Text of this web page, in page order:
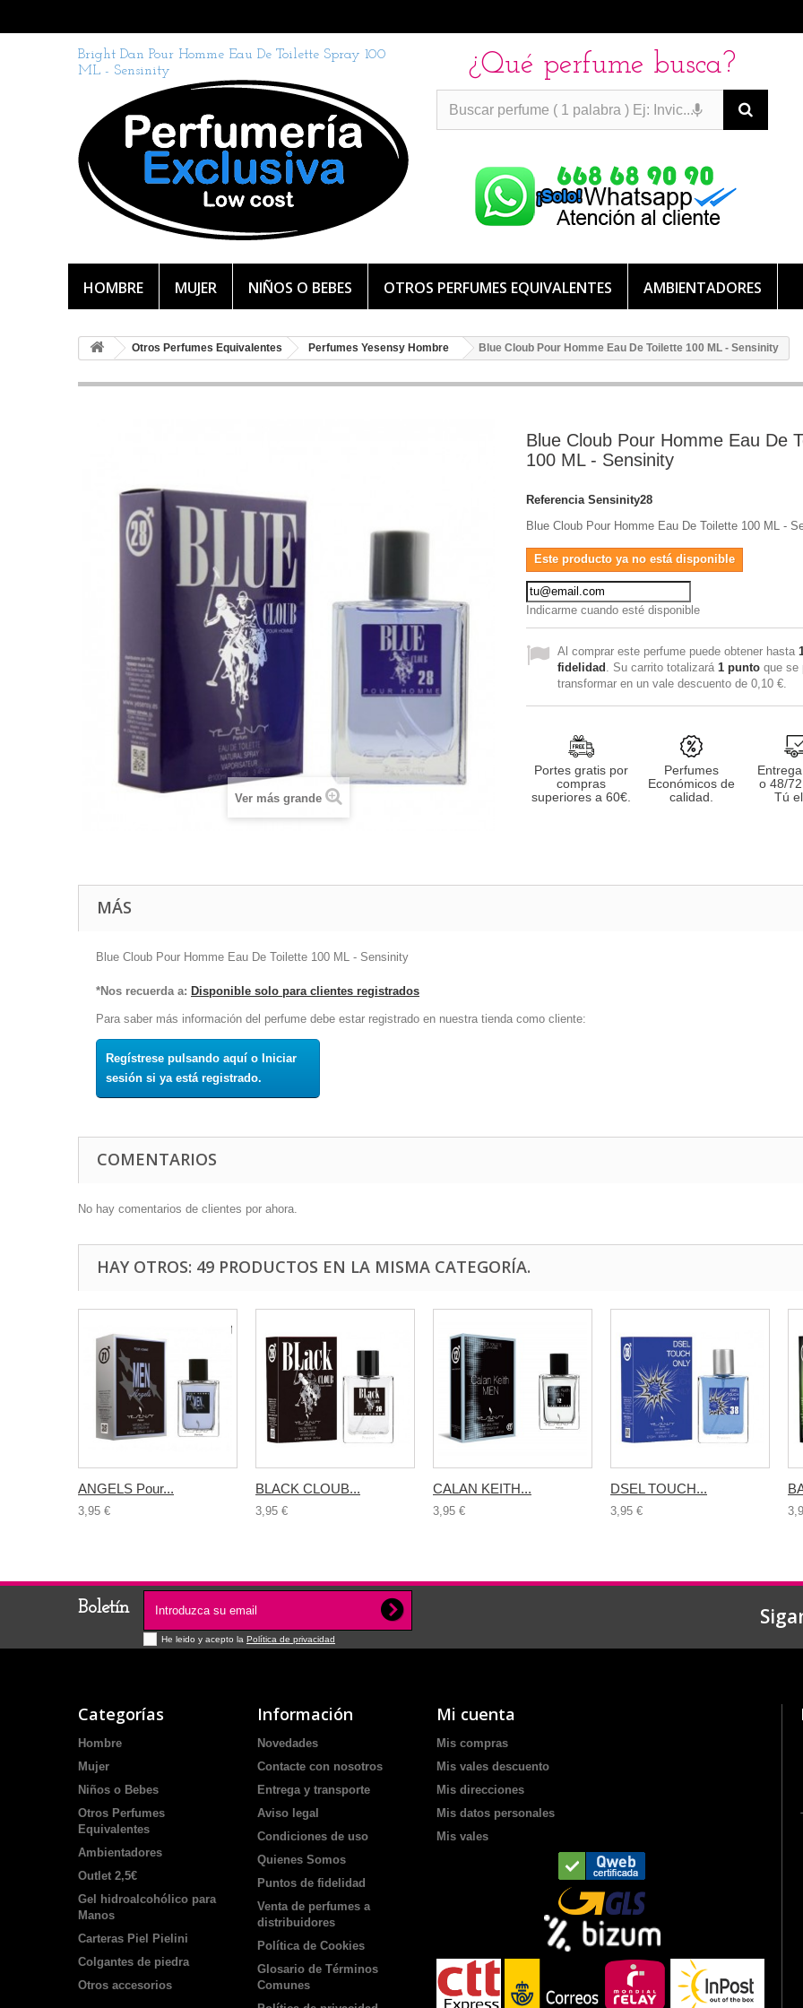
Bright Dan Pour Homme Eau De Toilette Spray 100
ML - Sensinity
¿Qué perfume busca?
HOMBRE MUJER NIÑOS O BEBES OTROS PERFUMES EQUIVALENTES AMBIENTADORES
Otros Perfumes Equivalentes Perfumes Yesensy Hombre Blue Cloub Pour Homme Eau De Toilette 100 ML - Sensinity
Ver más grande
Blue Cloub Pour Homme Eau De
100 ML - Sensinity
Referencia Sensinity28
Blue Cloub Pour Homme Eau De Toilette 100 ML -
Este producto ya no está disponible
Indicarme cuando esté disponible
Al comprar este perfume puede obtener hasta
fidelidad . Su carrito totalizará 1 punto que se
transformar en un vale descuento de 0,10 €.
Portes gratis por
compras
superiores a 60€.
Perfumes
Económicos de
calidad.
o 48/
Tú
MÁS
Blue Cloub Pour Homme Eau De Toilette 100 ML - Sensinity
*Nos recuerda a: Disponible solo para clientes registrados
Para saber más información del perfume debe estar registrado en nuestra tienda como cliente:
Regístrese pulsando aquí o Iniciar
sesión si ya está registrado.
COMENTARIOS
No hay comentarios de clientes por ahora.
HAY OTROS: 49 PRODUCTOS EN LA MISMA CATEGORÍA.
ANGELS Pour...
3,95 €
BLACK CLOUB...
3,95 €
CALAN KEITH...
3,95 €
DSEL TOUCH...
3,95 €
Boletín
He leido y acepto la Política de privacidad
Categorías
Hombre
Mujer
Niños o Bebes
Otros Perfumes
Equivalentes
Ambientadores
Outlet 2,5€
Gel hidroalcohólico para
Manos
Carteras Piel Pielini
Colgantes de piedra
Otros accesorios
Información
Novedades
Contacte con nosotros
Entrega y transporte
Aviso legal
Condiciones de uso
Quienes Somos
Puntos de fidelidad
Venta de perfumes a
distribuidores
Política de Cookies
Glosario de Términos
Comunes
Mi cuenta
Mis compras
Mis vales descuento
Mis direcciones
Mis datos personales
Mis vales